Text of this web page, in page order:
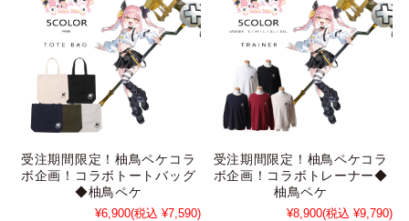
受注期間限定！柚鳥ペケコラ
ボ企画！コラボトートバッグ
◆柚鳥ペケ
¥6,900(税込 ¥7,590)
受注期間限定！柚鳥ペケコラ
ボ企画！コラボトレーナー◆
柚鳥ペケ
¥8,900(税込 ¥9,790)